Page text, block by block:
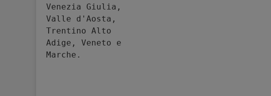
Venezia Giulia,
Valle d'Aosta,
Trentino Alto
Adige, Veneto e
Marche.